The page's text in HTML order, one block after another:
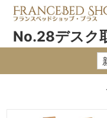
No.28デスク